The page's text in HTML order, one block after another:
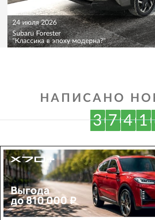
24 июля 2026
Subaru Forester
"Классика в эпоху модерна?"
НАПИСАНО
3 7 4 1